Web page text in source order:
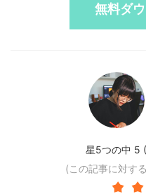
無料ダ
星5つの中 5
(この記事に対す